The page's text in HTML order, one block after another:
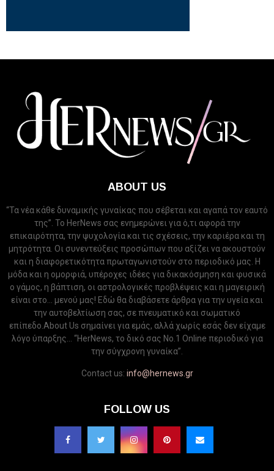
ABOUT US
“Τα νέα κάθε δυναμικής γυναίκας που σέβεται και αγαπά τον εαυτό
της”. Το HerNews σας ενημερώνει για ό,τι αφορά την
επικαιρότητα, την ψυχολογία και τις σχέσεις, την καριέρα και τη
μητρότητα. Οι συνεντεύξεις προσώπων που αξίζει να ακουστούν
και η διαφορετικότητα πρωταγωνιστούν στο περιοδικό μας. Η
μόδα και η ομορφιά, υπέροχες ιδέες για δικακόσμηση και φυσικά
ο γάμος, η βάπτιση, οι αστρολογικές προβλέψεις και η μαγειρική
είναι στο... μενού μας! Εδώ θα διαβάσετε άρθρα για την υγεία και
την αυτοβελτίωση σας, σε πνευματικό και σωματικό
επίπεδο.About Us σημαίνει για εμάς, αλλά χωρίς εσάς δεν είχαμε
λόγο ύπαρξης... “HerNews, το δικό σας Νo.1 Online περιοδικό για
την σύγχρονη γυναίκα”.
Contact us: info@hernews.gr
FOLLOW US